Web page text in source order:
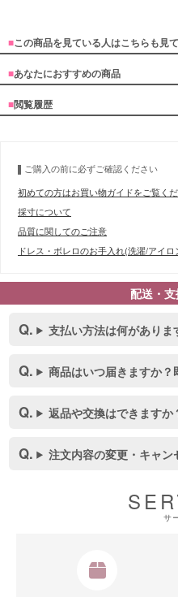
■この商品を見ている人はこちらも見
■あなたにおすすめの商品
■閲覧履歴
ご購入の前に必ずご確認ください
初めての方はお買い物ガイドをご覧く
採寸について
品質に関してのご注意
ドレス・ボレロのお手入れ(洗濯/アイ
配送・
支払い方法は何がありま
商品はいつ届きますか？
返品や交換はできますか
注文内容の変更・キャン
サ